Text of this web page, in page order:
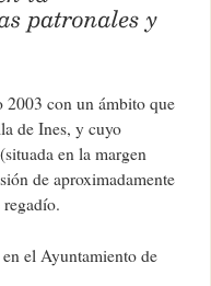
2003 con un ámbito que
de Ines, y cuyo
en la margen
de aproximadamente
el Ayuntamiento de